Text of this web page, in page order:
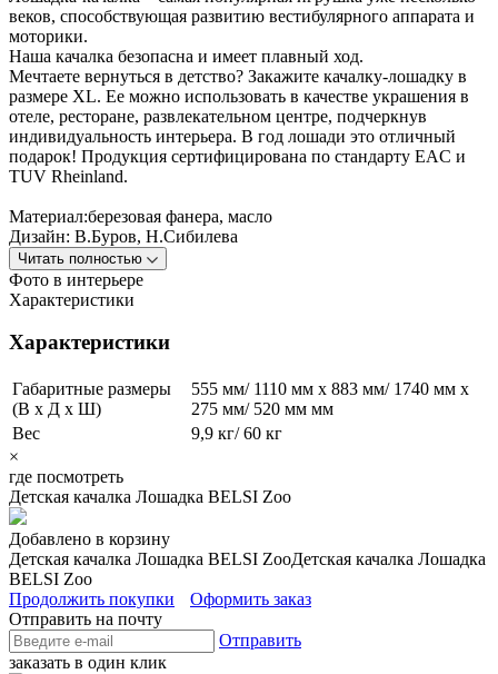
веков, способствующая развитию вестибулярного аппарата и
моторики.
Наша качалка безопасна и имеет плавный ход.
Мечтаете вернуться в детство? Закажите качалку-лошадку в
размере XL. Ее можно использовать в качестве украшения в
отеле, ресторане, развлекательном центре, подчеркнув
индивидуальность интерьера. В год лошади это отличный
подарок! Продукция сертифицирована по стандарту EAC и
TUV Rheinland.
Материал:березовая фанера, масло
Дизайн: В.Буров, Н.Сибилева
Читать полностью
Фото в интерьере
Характеристики
Характеристики
Габаритные размеры
(В х Д х Ш)
555 мм/ 1110 мм x 883 мм/ 1740 мм x
275 мм/ 520 мм мм
Вес
9,9 кг/ 60 кг
×
где посмотреть
Детская качалка Лошадка BELSI Zoo
Добавлено в корзину
Детская качалка Лошадка BELSI ZooДетская качалка Лошадка
BELSI Zoo
Продолжить покупки
Оформить заказ
Отправить на почту
Отправить
заказать в один клик